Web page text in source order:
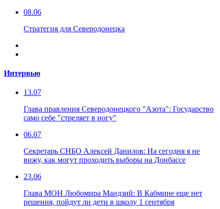
08.06
Стратегия для Северодонецка
Интервью
13.07
Глава правления Северодонецкого "Азота": Государство
само себе "стреляет в ногу"
06.07
Секретарь СНБО Алексей Данилов: На сегодня я не
вижу, как могут проходить выборы на Донбассе
23.06
Глава МОН Любомира Мандзий: В Кабмине еще нет
решения, пойдут ли дети в школу 1 сентября